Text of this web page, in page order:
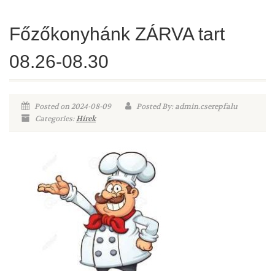
Főzőkonyhánk ZÁRVA tart
08.26-08.30
Posted on 2024-08-09
Posted By: admin.cserepfalu
Categories:Hírek